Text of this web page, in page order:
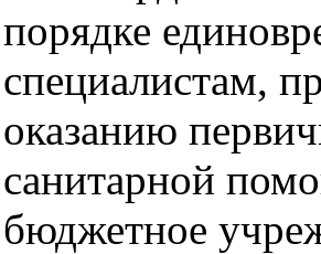
порядке
специалистам,
оказанию
санитарной
бюджетное